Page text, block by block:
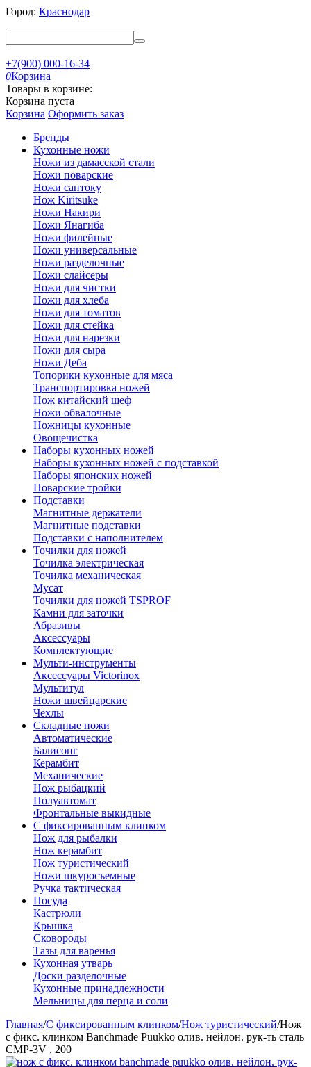
Город: Краснодар
+7(900) 000-16-34
0Корзина
Товары в корзине:
Корзина пуста
Корзина Оформить заказ
Бренды
Кухонные ножи
Ножи из дамасской стали
Ножи поварские
Ножи сантоку
Нож Kiritsuke
Ножи Накири
Ножи Янагиба
Ножи филейные
Ножи универсальные
Ножи разделочные
Ножи слайсеры
Ножи для чистки
Ножи для хлеба
Ножи для томатов
Ножи для стейка
Ножи для нарезки
Ножи для сыра
Ножи Деба
Топорики кухонные для мяса
Транспортировка ножей
Нож китайский шеф
Ножи обвалочные
Ножницы кухонные
Овощечистка
Наборы кухонных ножей
Наборы кухонных ножей с подставкой
Наборы японских ножей
Поварские тройки
Подставки
Магнитные держатели
Магнитные подставки
Подставки с наполнителем
Точилки для ножей
Точилка электрическая
Точилка механическая
Мусат
Точилки для ножей TSPROF
Камни для заточки
Абразивы
Аксессуары
Комплектующие
Мульти-инструменты
Аксессуары Victorinox
Мультитул
Ножи швейцарские
Чехлы
Складные ножи
Автоматические
Балисонг
Керамбит
Механические
Нож рыбацкий
Полуавтомат
Фронтальные выкидные
С фиксированным клинком
Нож для рыбалки
Нож керамбит
Нож туристический
Ножи шкуросъемные
Ручка тактическая
Посуда
Кастрюли
Крышка
Сковороды
Тазы для варенья
Кухонная утварь
Доски разделочные
Кухонные принадлежности
Мельницы для перца и соли
Главная/С фиксированным клинком/Нож туристический/Нож
с фикс. клинком Banchmade Puukko олив. нейлон. рук-ть сталь
CMP-3V , 200